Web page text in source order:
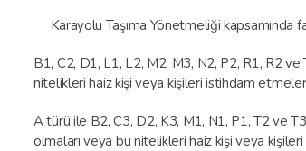
Karayolu Taşıma Yönetmeliği kapsamında
B1, C2, D1, L1, L2, M2, M3, N2, P2, R1, R2
nitelikleri haiz kişi veya kişileri istihdam
A türü ile B2, C3, D2, K3, M1, N1, P1, T2 ve
olmaları veya bu nitelikleri haiz kişi veya